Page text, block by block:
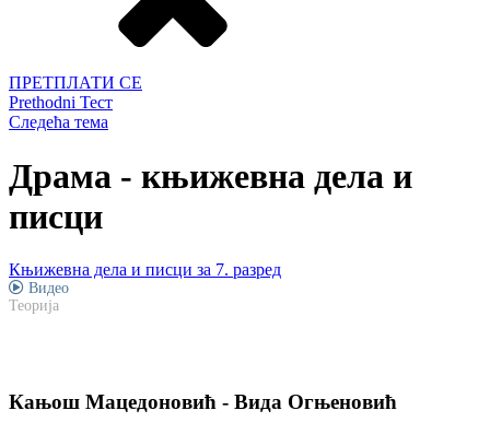
ПРЕТПЛАТИ СЕ
Prethodni Тест
Следећа тема
Драма - књижевна дела и
писци
Књижевна дела и писци за 7. разред
Видео
Теорија
Кањош Мацедоновић - Вида Огњеновић